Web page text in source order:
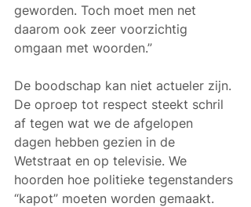
geworden. Toch moet men net
daarom ook zeer voorzichtig
omgaan met woorden.”
De boodschap kan niet actueler zijn.
De oproep tot respect steekt schril
af tegen wat we de afgelopen
dagen hebben gezien in de
Wetstraat en op televisie. We
hoorden hoe politieke tegenstanders
“kapot” moeten worden gemaakt.